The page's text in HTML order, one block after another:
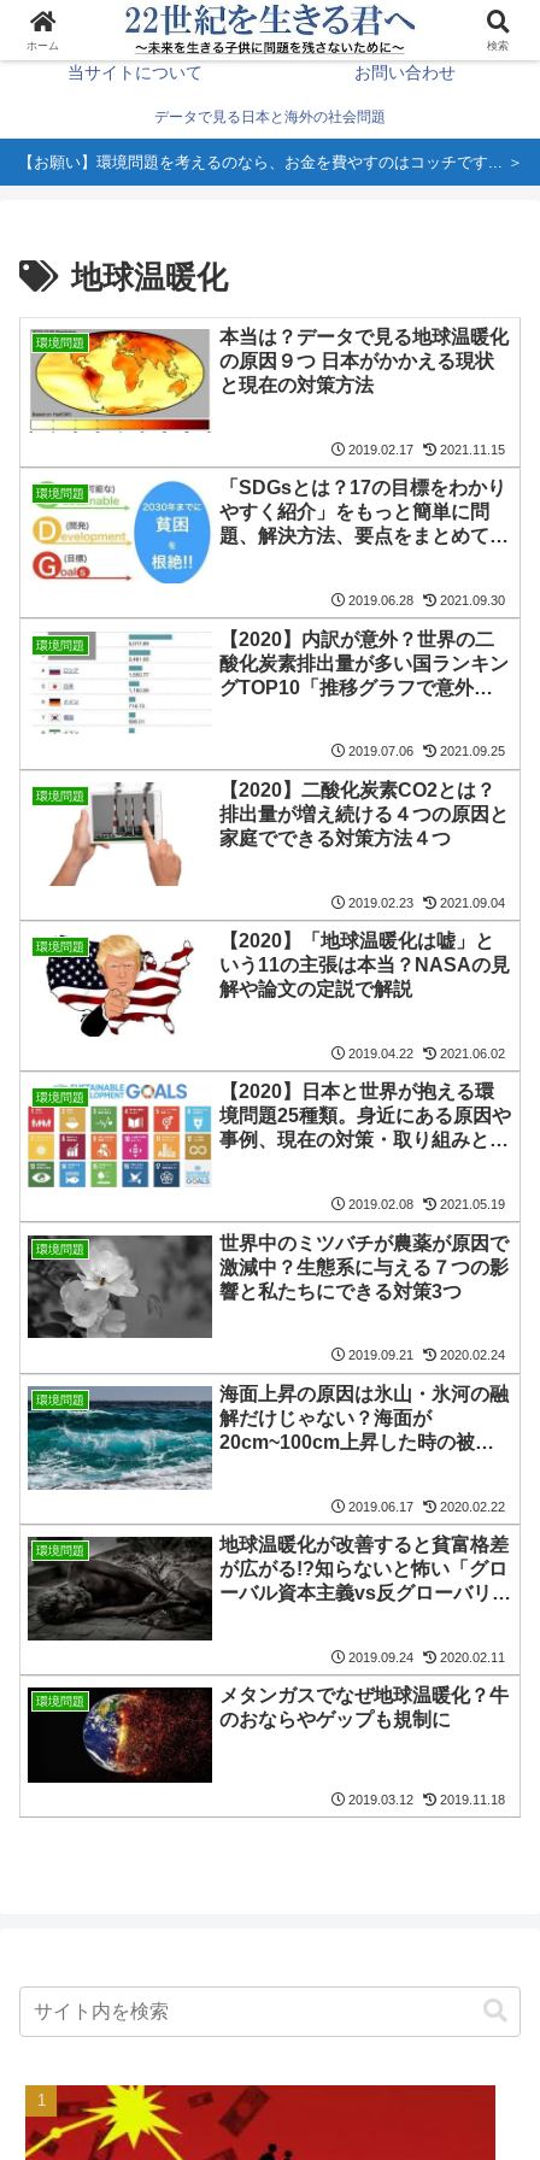
データで見る日本と海外の社会問題
生き方を変える＞ ホーム
当サイトについて お問い合わせ
【お願い】環境問題を考えるのなら、お金を費やすのはコッチです... ＞
地球温暖化
環境問題
本当は？データで見る地球温暖化
の原因９つ 日本がかかえる現状
と現在の対策方法
2019.02.17 2021.11.15
環境問題
「SDGsとは？17の目標をわかり
やすく紹介」をもっと簡単に問
題、解決方法、要点をまとめてみ
2019.06.28 2021.09.30
環境問題
【2020】内訳が意外？世界の二
酸化炭素排出量が多い国ランキン
グTOP10「推移グラフで意外な
2019.07.06 2021.09.25
環境問題
【2020】二酸化炭素CO2とは？
排出量が増え続ける４つの原因と
家庭でできる対策方法４つ
2019.02.23 2021.09.04
環境問題
【2020】「地球温暖化は嘘」と
いう11の主張は本当？NASAの見
解や論文の定説で解説
2019.04.22 2021.06.02
環境問題
【2020】日本と世界が抱える環
境問題25種類。身近にある原因や
事例、現在の対策・取り組みと
2019.02.08 2021.05.19
環境問題
世界中のミツバチが農薬が原因で
激減中？生態系に与える７つの影
響と私たちにできる対策3つ
2019.09.21 2020.02.24
環境問題
海面上昇の原因は氷山・氷河の融
解だけじゃない？海面が
20cm~100cm上昇した時の被
2019.06.17 2020.02.22
環境問題
地球温暖化が改善すると貧富格差
が広がる!?知らないと怖い「グロ
ーバル資本主義vs反グローバリズ
2019.09.24 2020.02.11
環境問題
メタンガスでなぜ地球温暖化？牛
のおならやゲップも規制に
2019.03.12 2019.11.18
ホーム 検索